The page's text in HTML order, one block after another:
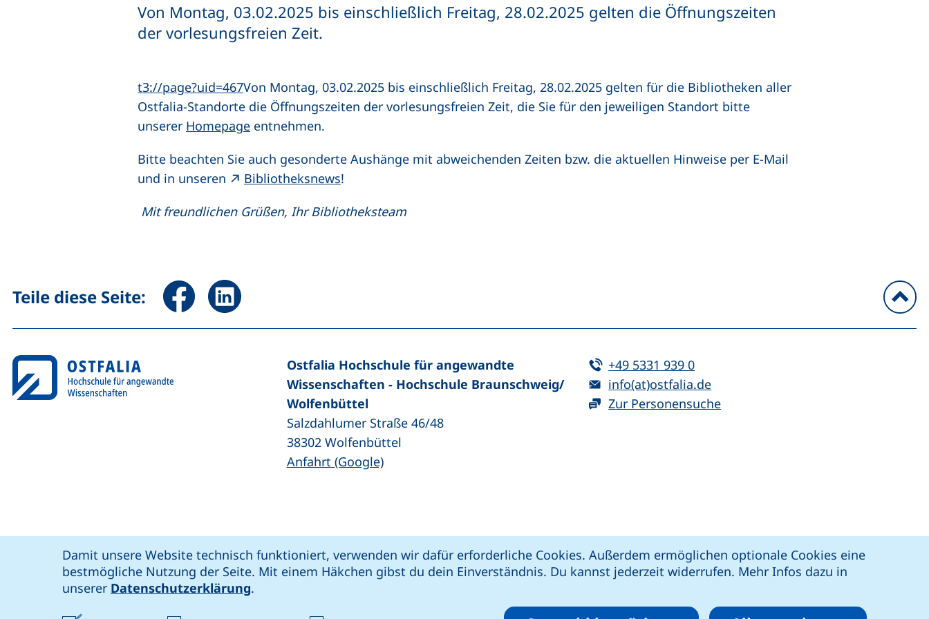
Damit unsere Website technisch funktioniert, verwenden wir dafür erforderliche Cookies. Außerdem ermöglichen optionale Cookies eine
bestmögliche Nutzung der Seite. Mit einem Häkchen gibst du dein Einverständnis. Du kannst jederzeit widerrufen. Mehr Infos dazu in
unserer Datenschutzerklärung.
Von Montag, 03.02.2025 bis einschließlich Freitag, 28.02.2025 gelten die Öffnungszeiten
der vorlesungsfreien Zeit.
t3://page?uid=467Von Montag, 03.02.2025 bis einschließlich Freitag, 28.02.2025 gelten für die Bibliotheken aller
Ostfalia-Standorte die Öffnungszeiten der vorlesungsfreien Zeit, die Sie für den jeweiligen Standort bitte
unserer Homepage entnehmen.
Bitte beachten Sie auch gesonderte Aushänge mit abweichenden Zeiten bzw. die aktuellen Hinweise per E-Mail
und in unseren
Bibliotheksnews(externer Link, öffnet neues Fenster)
!
Mit freundlichen Grüßen, Ihr Bibliotheksteam
Teile diese Seite: Seite über Facebook teilen (externer Link, öffnet neues Fenster)
Seite über LinkedIn teilen (externer Link, öffnet neues Fenster)
Ostfalia @: soziale Medien
unsere Facebook-Seite (externer Link, öffnet neues Fenster)
unsere LinkedIn-Seite (externer Link, öffnet neues Fenster)
unsere Instagram-Seite (externer Link, öffnet neues Fenster)
unsere YouTube-Seite (externer Link, öffnet neues Fenster)
Ostfalia Hochschule für angewandte
Wissenschaften - Hochschule Braunschweig/​
Wolfenbüttel
Salzdahlumer Straße 46/48
38302 Wolfenbüttel
Anfahrt (Google)(externer Link, öffnet neues Fenster)
Tel:
+49 5331 939 0(startet einen Telefonanruf, wenn Ihr
E-Mail:
info(at)ostfalia.de(öffnet Ihr E-Mail-Programm)
Zur Personensuche
Barriere melden